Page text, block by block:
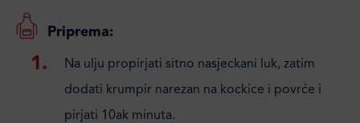
Priprema:
Na ulju propirjati sitno nasjeckani luk, zatim
dodati krumpir narezan na kockice i povrće i
pirjati 10ak minuta.